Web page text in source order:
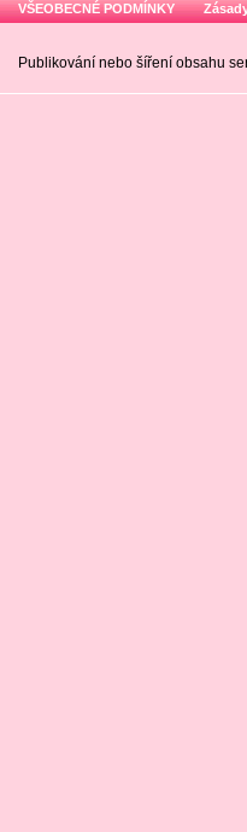
VŠEOBECNÉ PODMÍNKY
Publikování nebo šíření obsahu